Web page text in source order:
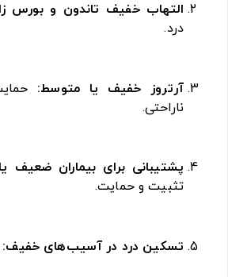
التهاب خفیف تاندون و بورس
درد.
آرتروز خفیف یا متوسط:
ناراحتی.
پشتیبانی برای بیماران ضعیف
تثبیت و حمایت.
تسکین درد در آسیب‌های خفیف: